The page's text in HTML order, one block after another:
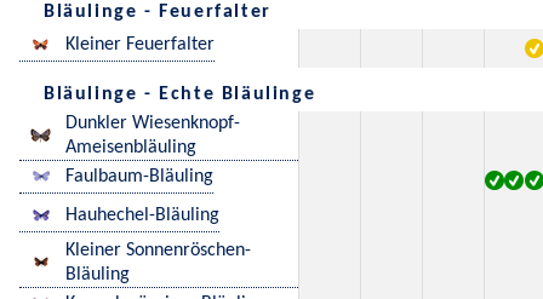
Bläulinge - Feuerfalter
Kleiner Feuerfalter
Bläulinge - Echte Bläulinge
Dunkler Wiesenknopf-
Ameisenbläuling
Faulbaum-Bläuling
Hauhechel-Bläuling
Kleiner Sonnenröschen-
Bläuling